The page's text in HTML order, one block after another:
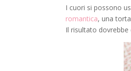
I cuori si possono
romantica, una
Il risultato dovrebbe